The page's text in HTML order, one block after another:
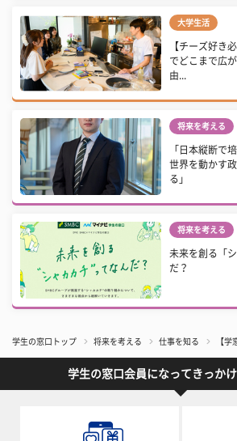
大学生活
【チーズ好き
でどこまで広
由...
将来を考える
「日本縦断で
世界を動かす
る」
将来を考える
未来を創る「
だ？
学生の窓口トップ 将来を考える 仕事を知る 【
学生の窓口会員になってきっか